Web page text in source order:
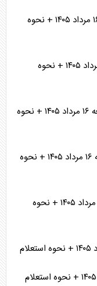
جدول قطعی برق استان تهران فردا جمعه ۱۶ مرداد ۱۴۰۵ + نحوه
جدول قطعی برق استان قم فردا جمعه ۱۶ مرداد ۱۴۰۵ + نحوه
جدول قطعی برق استان مازندران فردا جمعه ۱۶ مرداد ۱۴۰۵ + نحوه
جدول قطعی برق استان اصفهان فردا جمعه ۱۶ مرداد ۱۴۰۵ + نحوه
جدول قطعی برق استان البرز فردا جمعه ۱۶ مرداد ۱۴۰۵ + نحوه